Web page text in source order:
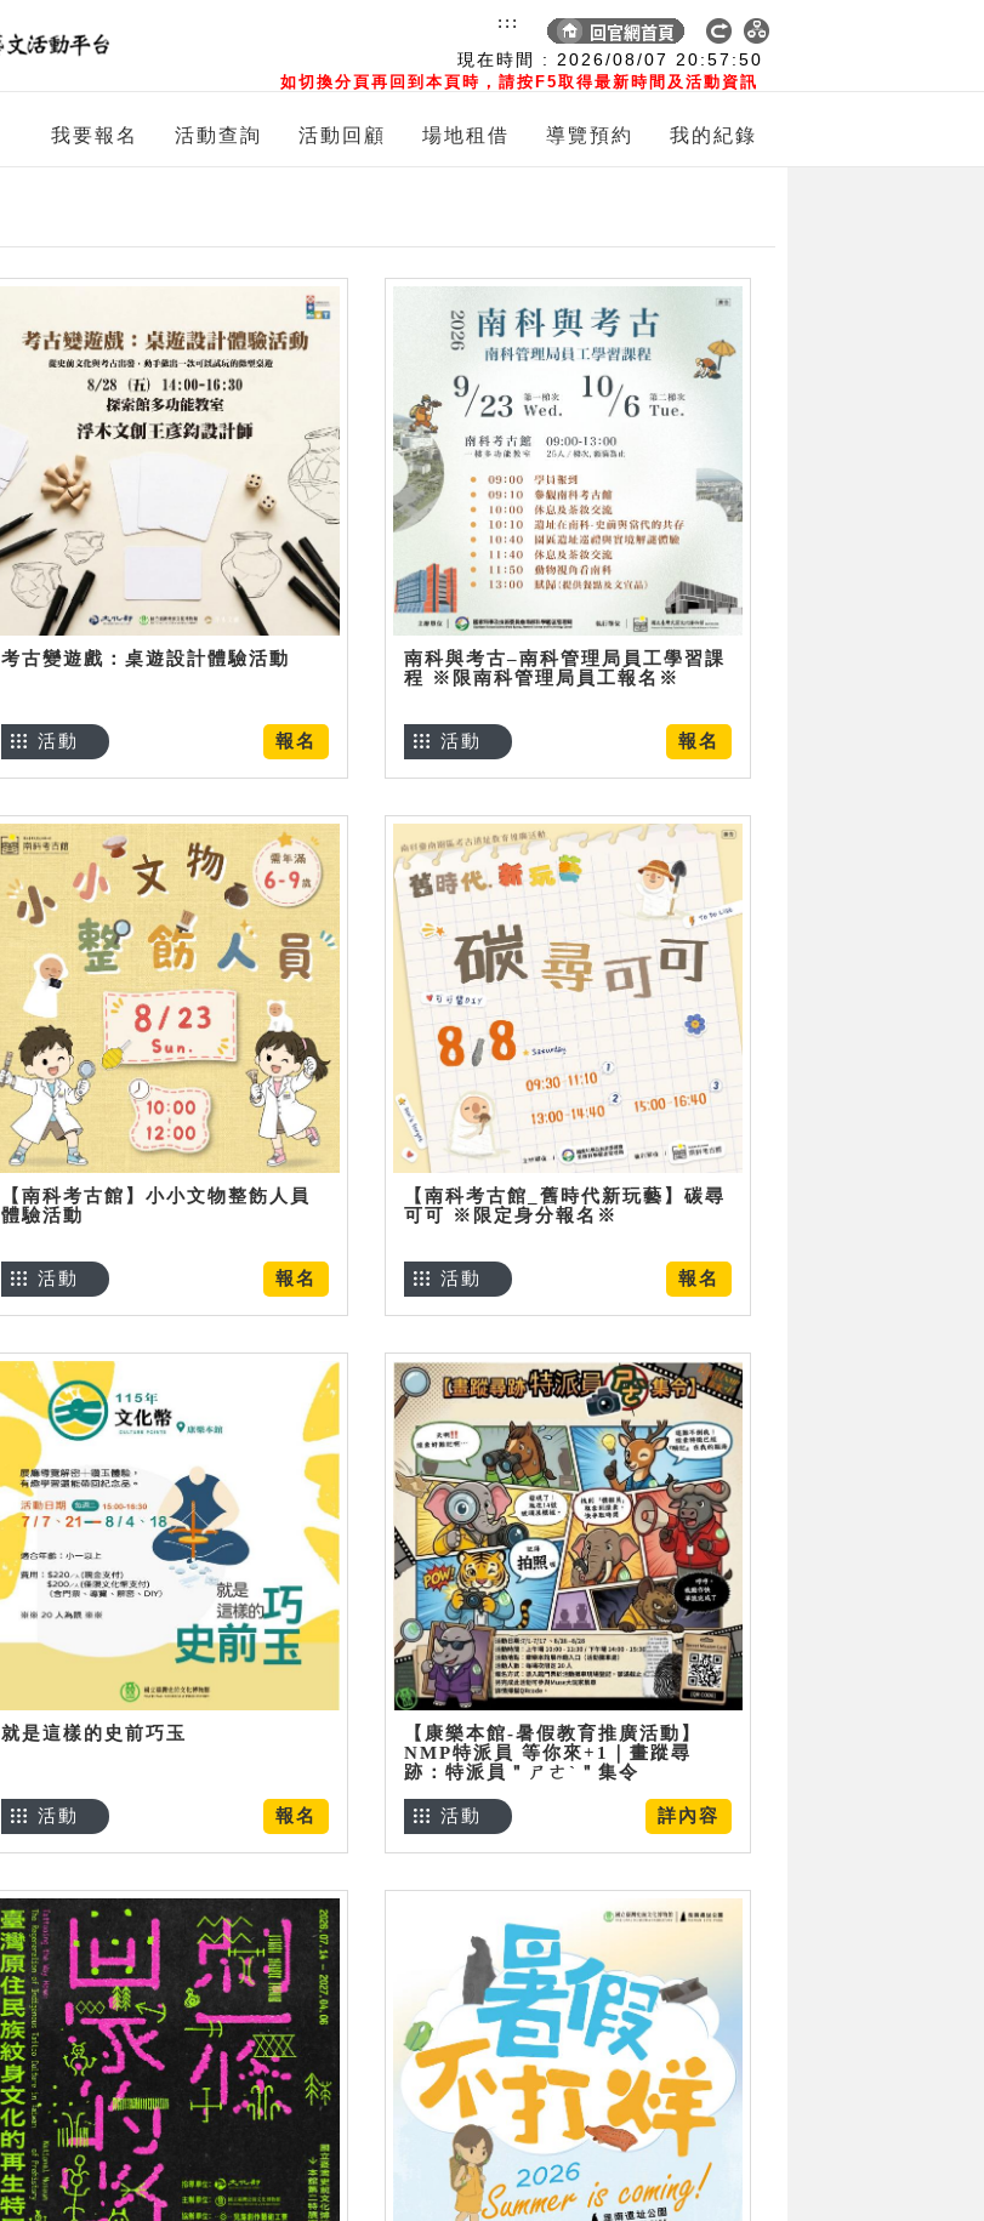
現在時間 : 2026/08/07 20:57:51
如切換分頁再回到本頁時，請按F5取得最新時間及活動資訊
:::
我要報名 活動查詢 活動回顧 場地租借 導覽預約 我的紀錄
考古變遊戲：桌遊設計體驗活動
報名
活動
南科與考古–南科管理局員工學習課
程 ※限南科管理局員工報名※
報名
活動
【南科考古館】小小文物整飭人員
體驗活動
報名
活動
【南科考古館_舊時代新玩藝】碳尋
可可 ※限定身分報名※
報名
活動
就是這樣的史前巧玉
報名
活動
【康樂本館-暑假教育推廣活動】
NMP特派員 等你來+1｜畫蹤尋
跡：特派員＂ㄕㄜˋ＂集令
詳內容
活動